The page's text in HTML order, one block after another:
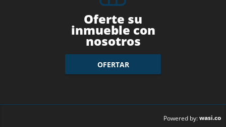
Oferte su
inmueble con
nosotros
OFERTAR
Powered by:wasi.co